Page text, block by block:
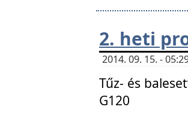
2. heti
2014. 09. 15. -
Tűz- és
G120